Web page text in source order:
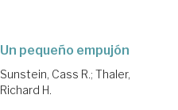
Un pequeño empujón
Sunstein, Cass R.; Thaler,
Richard H.